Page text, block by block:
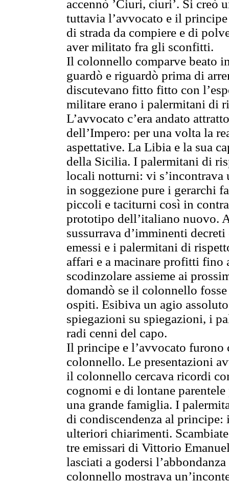
accennò ’Ciuri, ciuri’. Si creò
tuttavia l’avvocato e il
di strada da compiere e di
aver militato fra gli sconfitti.
Il colonnello comparve beato
guardò e riguardò prima di
discutevano fitto fitto con
militare erano i palermitani di
L’avvocato c’era andato
dell’Impero: per una volta la
aspettative. La Libia e la sua
della Sicilia. I palermitani di
locali notturni: vi s’incontrava
in soggezione pure i gerarchi
piccoli e taciturni così in
prototipo dell’italiano nuovo.
sussurrava d’imminenti
emessi e i palermitani di
affari e a macinare profitti fino
scodinzolare assieme ai
domandò se il colonnello
ospiti. Esibiva un agio
spiegazioni su spiegazioni, i
radi cenni del capo.
Il principe e l’avvocato
colonnello. Le presentazioni
il colonnello cercava ricordi
cognomi e di lontane
una grande famiglia. I
di condiscendenza al
ulteriori chiarimenti.
tre emissari di Vittorio
lasciati a godersi
colonnello mostrava